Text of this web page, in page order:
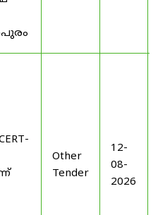
Other
Tender
12-
08-
2026